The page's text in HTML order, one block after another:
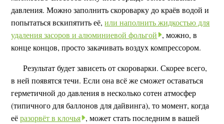
давления. Можно заполнить скороварку до краёв водой и
попытаться вскипятить её,или наполнить жидкостью для
удаления засоров и алюминиевой фольгой , можно, в
конце концов, просто закачивать воздух компрессором.
Результат будет зависеть от скороварки. Скорее всего,
в ней появятся течи. Если она всё же сможет оставаться
герметичной до давления в несколько сотен атмосфер
(типичного для баллонов для дайвинга), то момент, когда
еёразорвёт в клочья , может стать последним в вашей